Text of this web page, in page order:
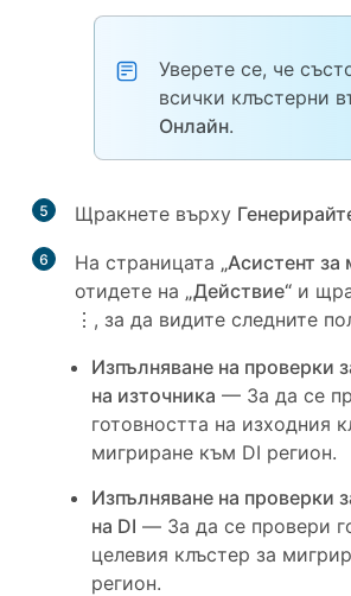
Уверете се, че
всички клъстерни
Онлайн.
5 Щракнете върху
6 На страницата „Асистент за
отидете на „Действие“ и
⋮ , за да видите следните
Изпълняване на проверки
на източника — За да се
готовността на изходния
мигриране към DI регион.
Изпълняване на проверки
на DI — За да се провери
целевия клъстер за
регион.